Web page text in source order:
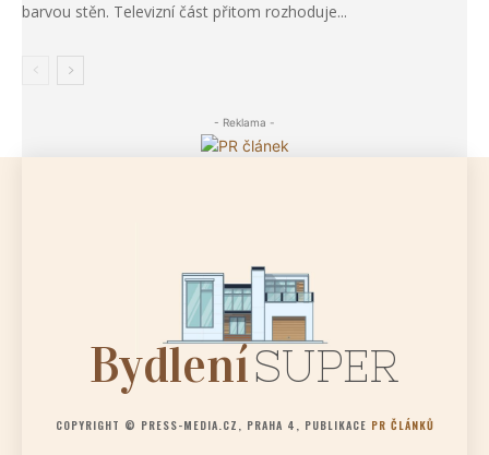
barvou stěn. Televizní část přitom rozhoduje...
- Reklama -
BydleníSUPER
COPYRIGHT © PRESS-MEDIA.CZ, PRAHA 4, PUBLIKACE PR ČLÁNKŮ